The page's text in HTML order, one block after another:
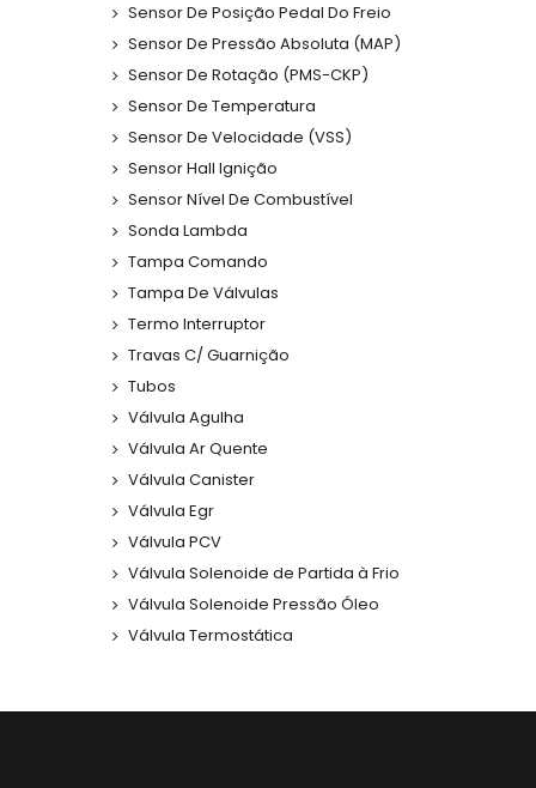
Sensor De Posição Pedal Do Freio
Sensor De Pressão Absoluta (MAP)
Sensor De Rotação (PMS-CKP)
Sensor De Temperatura
Sensor De Velocidade (VSS)
Sensor Hall Ignição
Sensor Nível De Combustível
Sonda Lambda
Tampa Comando
Tampa De Válvulas
Termo Interruptor
Travas C/ Guarnição
Tubos
Válvula Agulha
Válvula Ar Quente
Válvula Canister
Válvula Egr
Válvula PCV
Válvula Solenoide de Partida à Frio
Válvula Solenoide Pressão Óleo
Válvula Termostática